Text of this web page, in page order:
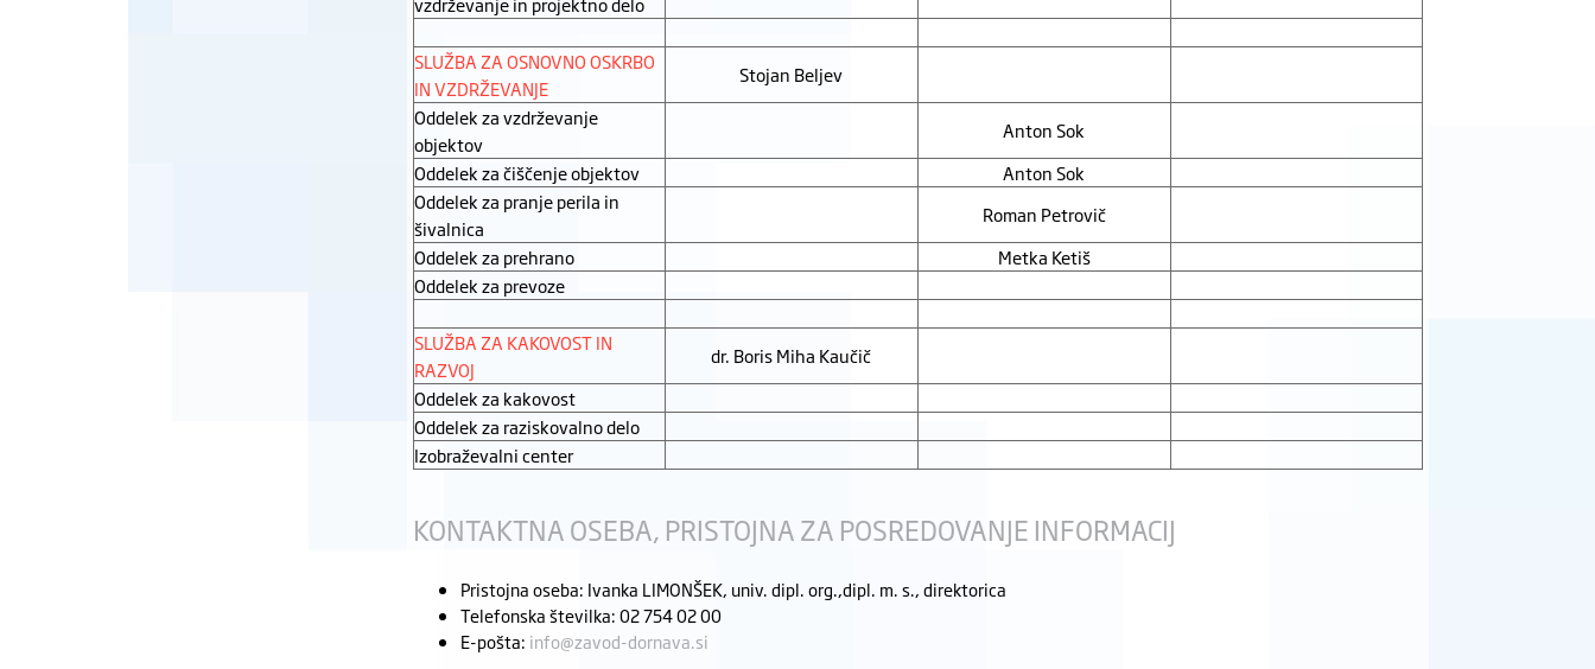
SLUŽBA ZA OSNOVNO OSKRBO
IN VZDRŽEVANJE
Stojan Beljev
Oddelek za vzdrževanje
objektov
Anton Sok
Oddelek za čiščenje objektov
Anton Sok
Oddelek za pranje perila in
šivalnica
Roman Petrovič
Oddelek za prehrano
Metka Ketiš
Oddelek za prevoze
SLUŽBA ZA KAKOVOST IN
RAZVOJ
dr. Boris Miha Kaučič
Oddelek za kakovost
Oddelek za raziskovalno delo
Izobraževalni center
KONTAKTNA OSEBA, PRISTOJNA ZA POSREDOVANJE INFORMACIJ
Pristojna oseba: Ivanka LIMONŠEK, univ. dipl. org.,dipl. m. s., direktorica
Telefonska številka: 02 754 02 00
E-pošta: info@zavod-dornava.si